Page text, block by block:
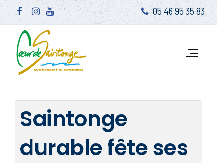
05 46 95 35 83
Saintonge
durable fête ses